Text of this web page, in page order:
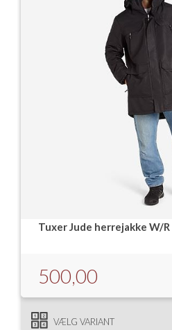
Tuxer Jude herrejakke W/
500,00
VÆLG VARIANT